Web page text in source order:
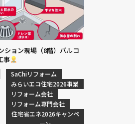
ション現場（8階）バルコ
事
SaChiリフォーム
みらいエコ住宅2026事業
リフォーム会社
リフォーム専門会社
住宅省エネ2026キャンペ